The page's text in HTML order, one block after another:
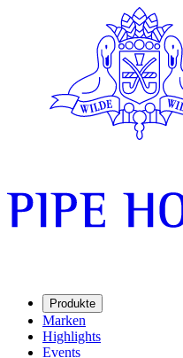
Produkte
Marken
Highlights
Events